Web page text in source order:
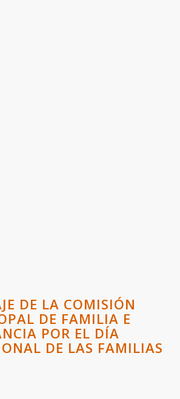
DE LA COMISIÓN
DE FAMILIA E
POR EL DÍA
DE LAS FAMILIAS